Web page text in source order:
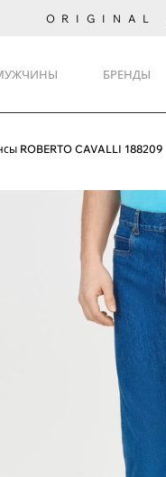
ORIGINAL
БРЕНДЫ
ROBERTO CAVALLI 188209